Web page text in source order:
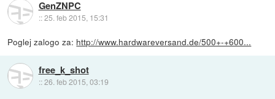
GenZNPC
::25. feb 2015, 15:31
Poglej zalogo za: http://www.hardwareversand.de/500+-+600...
free_k_shot
::26. feb 2015, 03:19